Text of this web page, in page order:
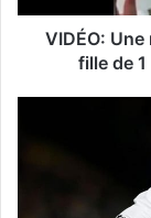
VIDÉO:
fille de